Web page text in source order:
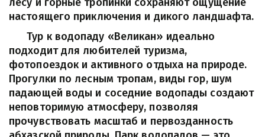
настоящего приключения и дикого ландшафта.
      Тур к водопаду «Великан» идеально
подходит для любителей туризма,
фотопоездок и активного отдыха на природе.
Прогулки по лесным тропам, виды гор, шум
падающей воды и соседние водопады создают
неповторимую атмосферу, позволяя
прочувствовать масштаб и первозданность